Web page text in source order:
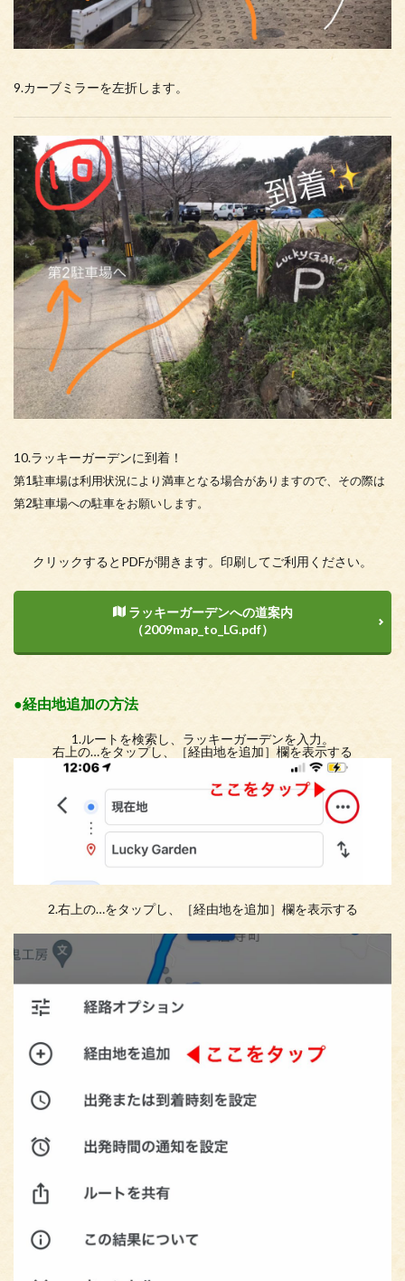
9.カーブミラーを左折します。
10.ラッキーガーデンに到着！
第1駐車場は利用状況により満車となる場合がありますので、その際は
第2駐車場への駐車をお願いします。
クリックするとPDFが開きます。印刷してご利用ください。
ラッキーガーデンへの道案内
（2009map_to_LG.pdf）
●経由地追加の方法
1.ルートを検索し、ラッキーガーデンを入力。
右上の…をタップし、［経由地を追加］欄を表示する
2.右上の…をタップし、［経由地を追加］欄を表示する